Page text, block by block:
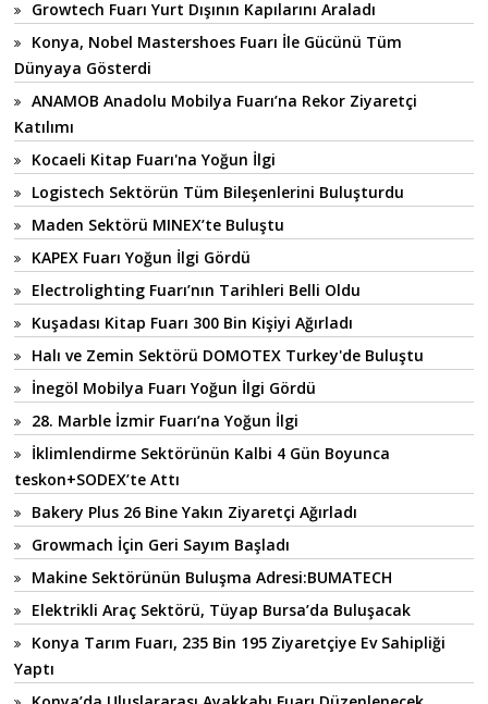
Growtech Fuarı Yurt Dışının Kapılarını Araladı
Konya, Nobel Mastershoes Fuarı İle Gücünü Tüm
Dünyaya Gösterdi
ANAMOB Anadolu Mobilya Fuarı’na Rekor Ziyaretçi
Katılımı
Kocaeli Kitap Fuarı'na Yoğun İlgi
Logistech Sektörün Tüm Bileşenlerini Buluşturdu
Maden Sektörü MINEX’te Buluştu
KAPEX Fuarı Yoğun İlgi Gördü
Electrolighting Fuarı’nın Tarihleri Belli Oldu
Kuşadası Kitap Fuarı 300 Bin Kişiyi Ağırladı
Halı ve Zemin Sektörü DOMOTEX Turkey'de Buluştu
İnegöl Mobilya Fuarı Yoğun İlgi Gördü
28. Marble İzmir Fuarı’na Yoğun İlgi
İklimlendirme Sektörünün Kalbi 4 Gün Boyunca
teskon+SODEX’te Attı
Bakery Plus 26 Bine Yakın Ziyaretçi Ağırladı
Growmach İçin Geri Sayım Başladı
Makine Sektörünün Buluşma Adresi:BUMATECH
Elektrikli Araç Sektörü, Tüyap Bursa’da Buluşacak
Konya Tarım Fuarı, 235 Bin 195 Ziyaretçiye Ev Sahipliği
Yaptı